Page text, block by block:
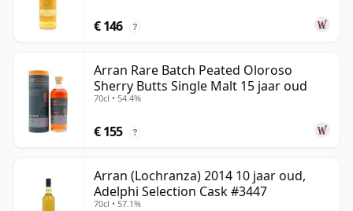
€ 146 ?
Arran Rare Batch Peated Oloroso
Sherry Butts Single Malt 15 jaar oud
70cl • 54.4%
€ 155 ?
Arran (Lochranza) 2014 10 jaar oud,
Adelphi Selection Cask #3447
70cl • 57.1%